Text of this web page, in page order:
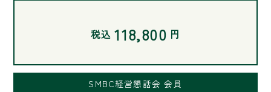
税込 118,800 円
SMBC経営懇話会 会員